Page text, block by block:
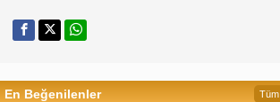
En Beğenilenler Tüm